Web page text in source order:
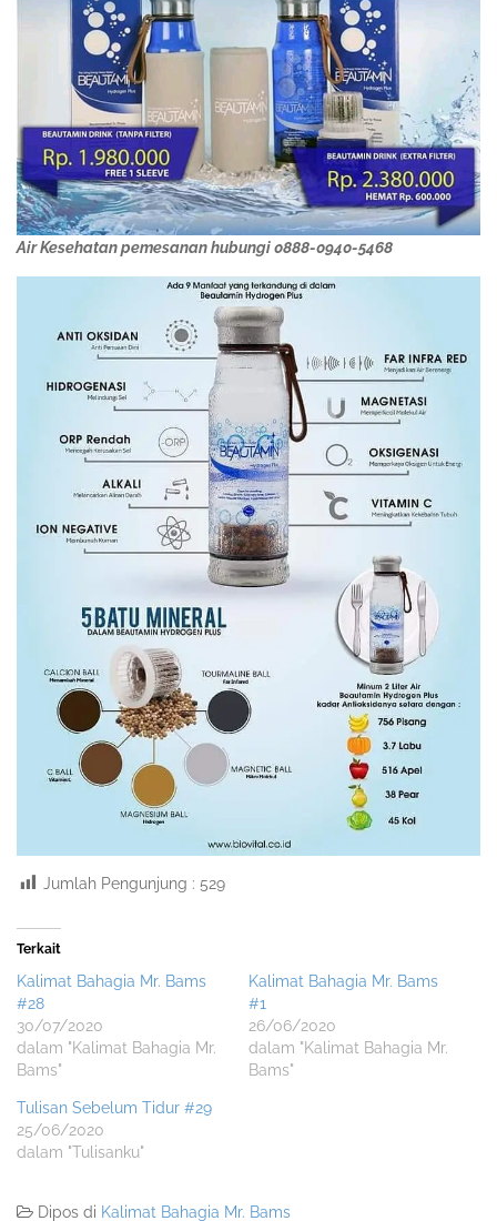
Air Kesehatan pemesanan hubungi 0888-0940-5468
Jumlah Pengunjung : 529
Terkait
Kalimat Bahagia Mr. Bams
#28
30/07/2020
dalam "Kalimat Bahagia Mr.
Bams"
Kalimat Bahagia Mr. Bams
#1
26/06/2020
dalam "Kalimat Bahagia Mr.
Bams"
Tulisan Sebelum Tidur #29
25/06/2020
dalam "Tulisanku"
Dipos di Kalimat Bahagia Mr. Bams